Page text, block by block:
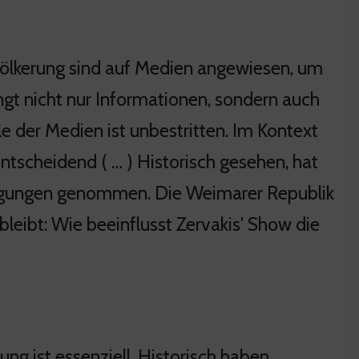
sind auf Medien angewiesen, um
nicht nur Informationen, sondern auch
der Medien ist unbestritten. Im Kontext
( … ) Historisch gesehen, hat
genommen. Die Weimarer Republik
Wie beeinflusst Zervakis' Show die